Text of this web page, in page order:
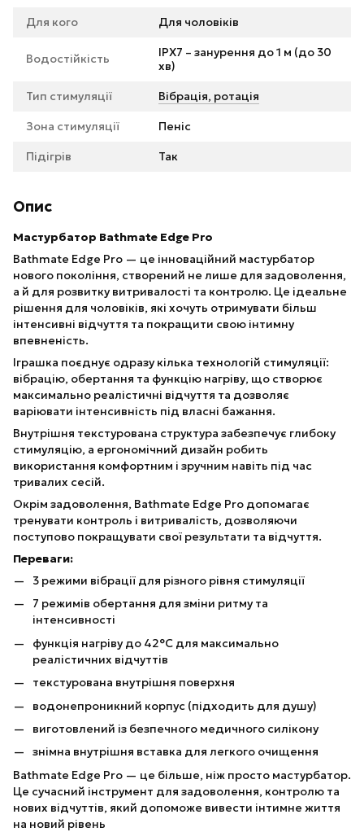
Для кого Для чоловіків
Водостійкість
IPX7 – занурення до 1 м (до 30
хв)
Тип стимуляції Вібрація, ротація
Зона стимуляції Пеніс
Підігрів Так
Опис
Мастурбатор Bathmate Edge Pro
Bathmate Edge Pro — це інноваційний мастурбатор
нового покоління, створений не лише для задоволення,
а й для розвитку витривалості та контролю. Це ідеальне
рішення для чоловіків, які хочуть отримувати більш
інтенсивні відчуття та покращити свою інтимну
впевненість.
Іграшка поєднує одразу кілька технологій стимуляції:
вібрацію, обертання та функцію нагріву, що створює
максимально реалістичні відчуття та дозволяє
варіювати інтенсивність під власні бажання.
Внутрішня текстурована структура забезпечує глибоку
стимуляцію, а ергономічний дизайн робить
використання комфортним і зручним навіть під час
тривалих сесій.
Окрім задоволення, Bathmate Edge Pro допомагає
тренувати контроль і витривалість, дозволяючи
поступово покращувати свої результати та відчуття.
Переваги:
3 режими вібрації для різного рівня стимуляції
7 режимів обертання для зміни ритму та
інтенсивності
функція нагріву до 42°C для максимально
реалістичних відчуттів
текстурована внутрішня поверхня
водонепроникний корпус (підходить для душу)
виготовлений із безпечного медичного силікону
знімна внутрішня вставка для легкого очищення
Bathmate Edge Pro — це більше, ніж просто мастурбатор.
Це сучасний інструмент для задоволення, контролю та
нових відчуттів, який допоможе вивести інтимне життя
на новий рівень